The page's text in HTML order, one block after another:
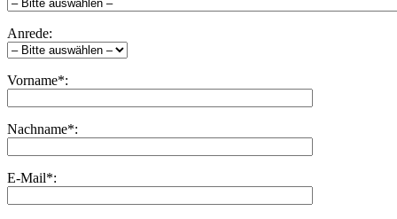
Anrede:
Vorname*:
Nachname*:
E-Mail*: